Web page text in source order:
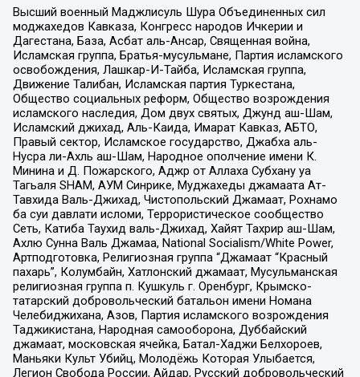
Высший военный Маджлисуль Шура Объединенных сил
моджахедов Кавказа, Конгресс народов Ичкерии и
Дагестана, База, Асбат аль-Ансар, Священная война,
Исламская группа, Братья-мусульмане, Партия исламского
освобождения, Лашкар-И-Тайба, Исламская группа,
Движение Талибан, Исламская партия Туркестана,
Общество социальных реформ, Общество возрождения
исламского наследия, Дом двух святых, Джунд аш-Шам,
Исламский джихад, Аль-Каида, Имарат Кавказ, АБТО,
Правый сектор, Исламское государство, Джабха аль-
Нусра ли-Ахль аш-Шам, Народное ополчение имени К.
Минина и Д. Пожарского, Аджр от Аллаха Субхану уа
Тагьаля SHAM, АУМ Синрике, Муджахеды джамаата Ат-
Тавхида Валь-Джихад, Чистопольский Джамаат, Рохнамо
ба суи давлати исломи, Террористическое сообщество
Сеть, Катиба Таухид валь-Джихад, Хайят Тахрир аш-Шам,
Ахлю Сунна Валь Джамаа, National Socialism/White Power,
Артподготовка, Религиозная группа “Джамаат “Красный
пахарь”, Колумбайн, Хатлонский джамаат, Мусульманская
религиозная группа п. Кушкуль г. Оренбург, Крымско-
татарский добровольческий батальон имени Номана
Челебиджихана, Азов, Партия исламского возрождения
Таджикистана, Народная самооборона, Дуббайский
джамаат, московская ячейка, Батал-Хаджи Белхороев,
Маньяки Культ Убийц, Молодёжь Которая Улыбается,
Легион Свобода России, Айдар, Русский добровольческий